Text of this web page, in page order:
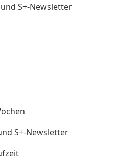
S+-Newsletter
S+-Newsletter